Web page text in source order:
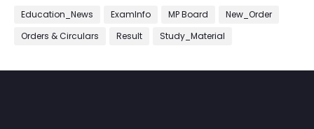
Education_News ExamInfo MP Board
New_Order
Orders & Circulars
Result Study_Material